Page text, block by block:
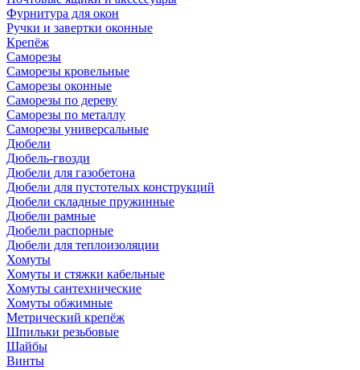
Фурнитура для окон
Ручки и завертки оконные
Крепёж
Саморезы
Саморезы кровельные
Саморезы оконные
Саморезы по дереву
Саморезы по металлу
Саморезы универсальные
Дюбели
Дюбель-гвозди
Дюбели для газобетона
Дюбели для пустотелых конструкций
Дюбели складные пружинные
Дюбели рамные
Дюбели распорные
Дюбели для теплоизоляции
Хомуты
Хомуты и стяжки кабельные
Хомуты сантехнические
Хомуты обжимные
Метрический крепёж
Шпильки резьбовые
Шайбы
Винты